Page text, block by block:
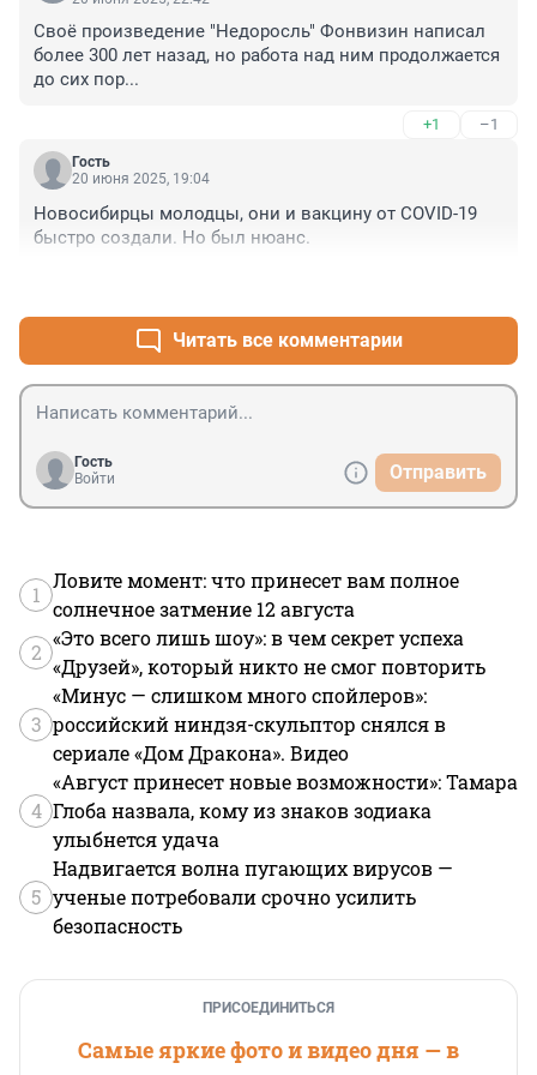
Своё произведение "Недоросль" Фонвизин написал
более 300 лет назад, но работа над ним продолжается
до сих пор...
+1 –1
Гость
20 июня 2025, 19:04
Новосибирцы молодцы, они и вакцину от COVID-19
быстро создали. Но был нюанс.
Читать все комментарии
Гость
Войти
Отправить
1
Ловите момент: что принесет вам полное
солнечное затмение 12 августа
2
«Это всего лишь шоу»: в чем секрет успеха
«Друзей», который никто не смог повторить
3
«Минус — слишком много спойлеров»:
российский ниндзя-скульптор снялся в
сериале «Дом Дракона». Видео
4
«Август принесет новые возможности»: Тамара
Глоба назвала, кому из знаков зодиака
улыбнется удача
5
Надвигается волна пугающих вирусов —
ученые потребовали срочно усилить
безопасность
ПРИСОЕДИНИТЬСЯ
Самые яркие фото и видео дня — в